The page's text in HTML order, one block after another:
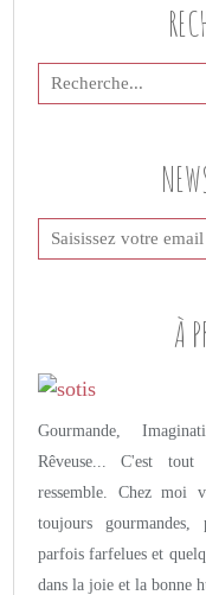
À
Gourmande,
Rêveuse... C'est
ressemble. Chez moi
toujours gourmandes,
parfois farfelues et
dans la joie et la bonne